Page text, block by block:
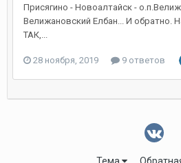
Присягино - Новоалтайск -
Велижановский Елбан... И обратно.
ТАК,...
28 ноября, 2019 9 ответов